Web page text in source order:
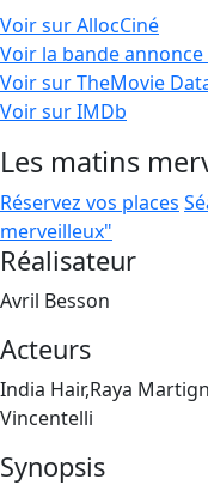
Voir sur AllocCiné
Voir la bande
Voir sur TheMovie
Voir sur IMDb
Les matins
Réservez vos places
merveilleux"
Réalisateur
Avril Besson
Acteurs
India Hair,Raya
Vincentelli
Synopsis